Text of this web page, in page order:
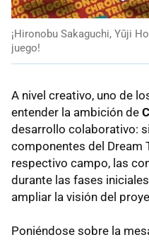
¡Hironobu Sakaguchi, Yūji
juego!
A nivel creativo, uno de
entender la ambición de
desarrollo colaborativo:
componentes del Dream
respectivo campo, las
durante las fases
ampliar la visión del
Poniéndose sobre la